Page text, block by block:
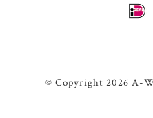
© Copyright 2026 A-